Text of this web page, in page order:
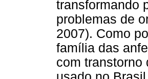
transformando
problemas de
2007). Como
família das
com transtorno